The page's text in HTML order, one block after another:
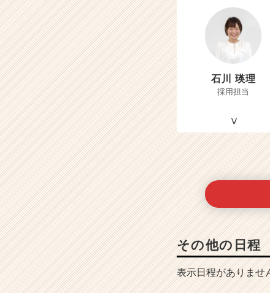
石川 瑛理
採用担当
その他の日程
表示日程がありませ